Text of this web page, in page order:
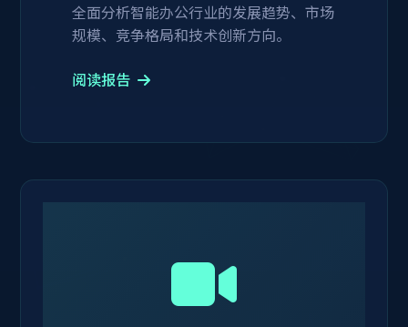
全面分析智能办公行业的发展趋势、市场
规模、竞争格局和技术创新方向。
阅读报告